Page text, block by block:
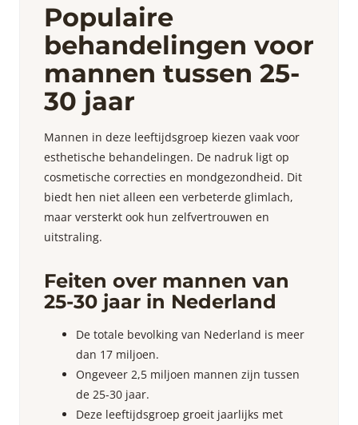
Populaire
behandelingen voor
mannen tussen 25-
30 jaar
Mannen in deze leeftijdsgroep kiezen vaak voor
esthetische behandelingen. De nadruk ligt op
cosmetische correcties en mondgezondheid. Dit
biedt hen niet alleen een verbeterde glimlach,
maar versterkt ook hun zelfvertrouwen en
uitstraling.
Feiten over mannen van
25-30 jaar in Nederland
De totale bevolking van Nederland is meer
dan 17 miljoen.
Ongeveer 2,5 miljoen mannen zijn tussen
de 25-30 jaar.
Deze leeftijdsgroep groeit jaarlijks met